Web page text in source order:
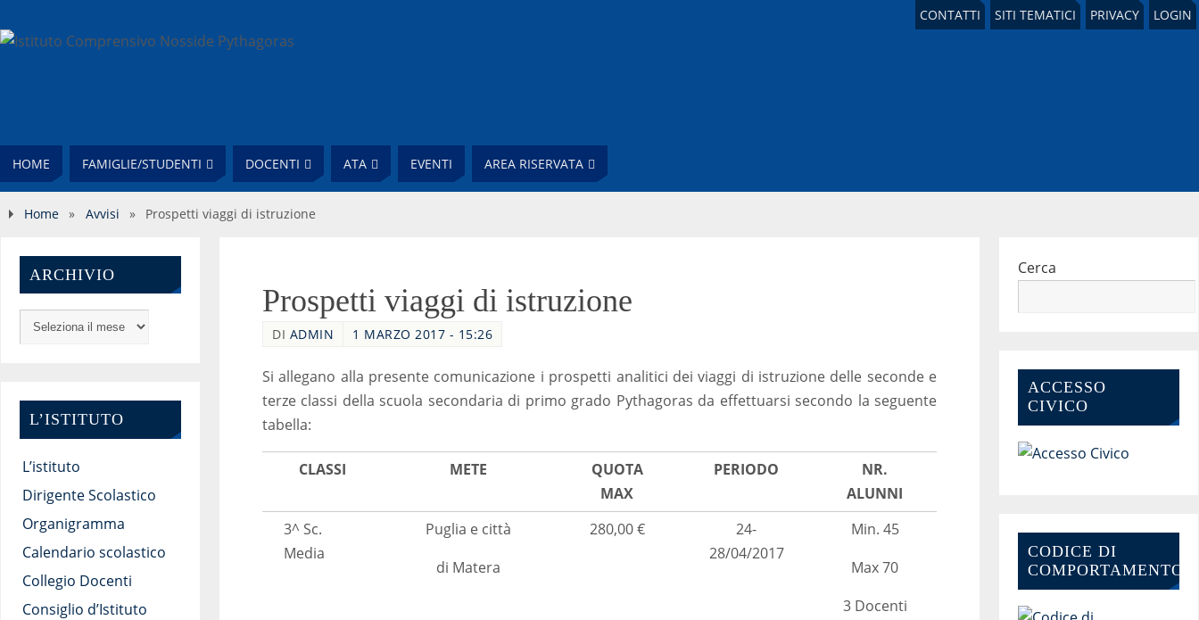
CONTATTI SITI TEMATICI PRIVACY LOGIN
HOME FAMIGLIE/STUDENTI DOCENTI ATA EVENTI AREA RISERVATA
Home » Avvisi » Prospetti viaggi di istruzione
Prospetti viaggi di istruzione
DI ADMIN 1 MARZO 2017 - 15:26
Si allegano alla presente comunicazione i prospetti analitici dei viaggi di istruzione delle seconde e
terze classi della scuola secondaria di primo grado Pythagoras da effettuarsi secondo la seguente
tabella:
CLASSI METE
QUOTA
MAX
PERIODO
NR.
ALUNNI
3^ Sc.
Media
Puglia e città
di Matera
280,00 €
24-
28/04/2017
Min. 45
Max 70
3 Docenti
ARCHIVIO
L’ISTITUTO
L’istituto
Dirigente Scolastico
Organigramma
Calendario scolastico
Collegio Docenti
Consiglio d’Istituto
Cerca
ACCESSO
CIVICO
CODICE DI
COMPORTAMENTO